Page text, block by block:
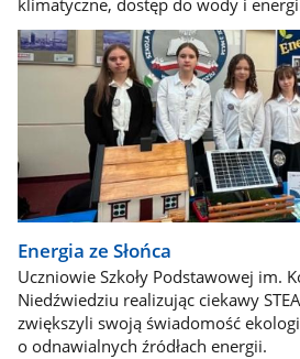
Energia ze Słońca
Uczniowie Szkoły Podstawowej im.
Niedźwiedziu realizując ciekawy
zwiększyli swoją świadomość
o odnawialnych źródłach energii.